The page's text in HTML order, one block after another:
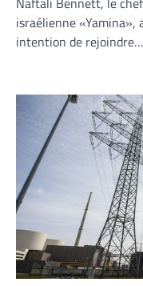
israélienne «Yamina»,
intention de rejoindre…